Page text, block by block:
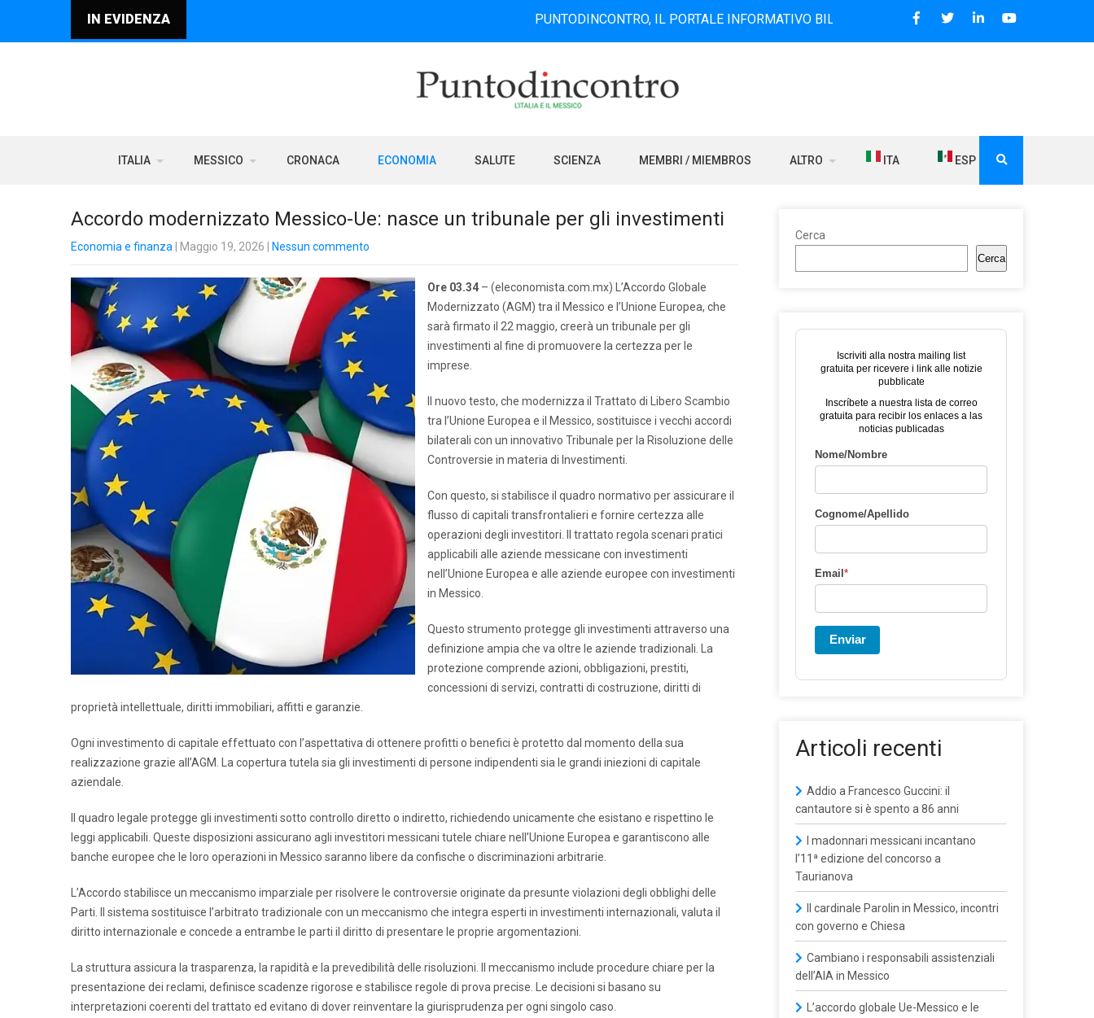
IN EVIDENZA PUNTODINCONTRO, IL PORTALE INFORMATIVO BILINGUE CHE DAL 2006 DIFFONDE NOTIZIE SUI
ITALIA MESSICO CRONACA ECONOMIA SALUTE SCIENZA MEMBRI / MIEMBROS ALTRO ITA ESP
Accordo modernizzato Messico-Ue: nasce un tribunale per gli investimenti
Economia e finanza | Maggio 19, 2026 Nessun commento
Ore 03.34 – (eleconomista.com.mx) L’Accordo Globale
Modernizzato (AGM) tra il Messico e l’Unione Europea, che
sarà firmato il 22 maggio, creerà un tribunale per gli
investimenti al fine di promuovere la certezza per le
imprese.
Il nuovo testo, che modernizza il Trattato di Libero Scambio
tra l’Unione Europea e il Messico, sostituisce i vecchi accordi
bilaterali con un innovativo Tribunale per la Risoluzione delle
Controversie in materia di Investimenti.
Con questo, si stabilisce il quadro normativo per assicurare il
flusso di capitali transfrontalieri e fornire certezza alle
operazioni degli investitori. Il trattato regola scenari pratici
applicabili alle aziende messicane con investimenti
nell’Unione Europea e alle aziende europee con investimenti
in Messico.
Questo strumento protegge gli investimenti attraverso una
definizione ampia che va oltre le aziende tradizionali. La
protezione comprende azioni, obbligazioni, prestiti,
concessioni di servizi, contratti di costruzione, diritti di
proprietà intellettuale, diritti immobiliari, affitti e garanzie.
Ogni investimento di capitale effettuato con l’aspettativa di ottenere profitti o benefici è protetto dal momento della sua
realizzazione grazie all’AGM. La copertura tutela sia gli investimenti di persone indipendenti sia le grandi iniezioni di capitale
aziendale.
Il quadro legale protegge gli investimenti sotto controllo diretto o indiretto, richiedendo unicamente che esistano e rispettino le
leggi applicabili. Queste disposizioni assicurano agli investitori messicani tutele chiare nell’Unione Europea e garantiscono alle
banche europee che le loro operazioni in Messico saranno libere da confische o discriminazioni arbitrarie.
L’Accordo stabilisce un meccanismo imparziale per risolvere le controversie originate da presunte violazioni degli obblighi delle
Parti. Il sistema sostituisce l’arbitrato tradizionale con un meccanismo che integra esperti in investimenti internazionali, valuta il
diritto internazionale e concede a entrambe le parti il diritto di presentare le proprie argomentazioni.
La struttura assicura la trasparenza, la rapidità e la prevedibilità delle risoluzioni. Il meccanismo include procedure chiare per la
presentazione dei reclami, definisce scadenze rigorose e stabilisce regole di prova precise. Le decisioni si basano su
interpretazioni coerenti del trattato ed evitano di dover reinventare la giurisprudenza per ogni singolo caso.
Cerca
Cerca
Iscriviti alla nostra mailing list
gratuita per ricevere i link alle notizie
pubblicate
Inscríbete a nuestra lista de correo
gratuita para recibir los enlaces a las
noticias publicadas
Nome/Nombre
Cognome/Apellido
Email *
Enviar
Articoli recenti
Addio a Francesco Guccini: il
cantautore si è spento a 86 anni
I madonnari messicani incantano
l’11ª edizione del concorso a
Taurianova
Il cardinale Parolin in Messico, incontri
con governo e Chiesa
Cambiano i responsabili assistenziali
dell’AIA in Messico
L’accordo globale Ue-Messico e le